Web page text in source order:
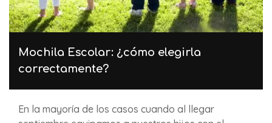
Mochila Escolar: ¿cómo elegirla
correctamente?
En la mayoría de los casos cuando al llegar